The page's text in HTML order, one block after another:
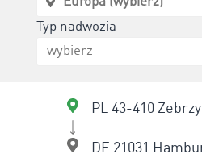
Typ nadwozia
PL 43-410
DE 21031